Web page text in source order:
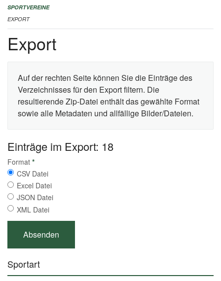
FINANZIELLE UNTERSTÜTZUNG BENÖTIGT?
KONTAKT
SPORTVEREINE
EXPORT
Export
Auf der rechten Seite können Sie die Einträge des
Verzeichnisses für den Export filtern. Die
resultierende Zip-Datei enthält das gewählte Format
sowie alle Metadaten und allfällige Bilder/Dateien.
Einträge im Export: 18
Format *
CSV Datei
Excel Datei
JSON Datei
XML Datei
Sportart